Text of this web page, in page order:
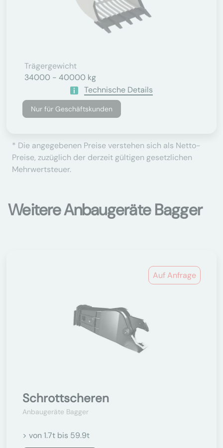
Trägergewicht
34000 - 40000 kg
Technische Details
Nur für Geschäftskunden
* Die angegebenen Preise verstehen sich als Netto-
Preise, zuzüglich der derzeit gültigen gesetzlichen
Mehrwertsteuer.
Weitere Anbaugeräte Bagger
Auf Anfrage
Schrottscheren
Anbaugeräte Bagger
> von 1.7t bis 59.9t